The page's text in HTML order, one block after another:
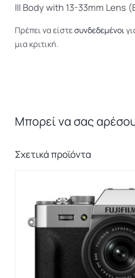
III Body with 13-33mm Lens
Πρέπει να είστεσυνδεδεμένοι
μια κριτική.
Μπορεί να σας
Σχετικά προϊόντα